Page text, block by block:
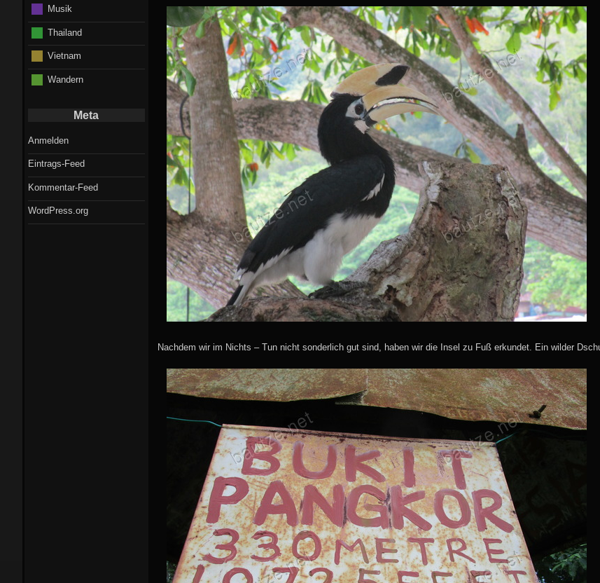
Nachdem wir im Nichts – Tun nicht sonderlich gut sind, haben wir die Insel zu Fuß erkundet. Ein wilder
Musik
Thailand
Vietnam
Wandern
Meta
Anmelden
Eintrags-Feed
Kommentar-Feed
WordPress.org